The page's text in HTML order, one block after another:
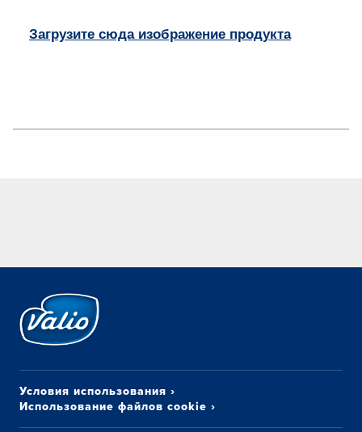
Загрузите сюда изображение продукта
Условия использования ›
Использование файлов cookie ›